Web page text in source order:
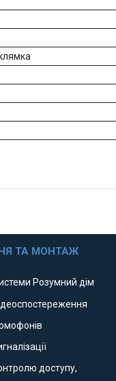
ТА МОНТАЖ
Розумний дім
доступу,